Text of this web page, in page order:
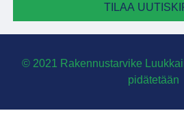
TILAA
© 2021 Rakennustarvike
pidätetään